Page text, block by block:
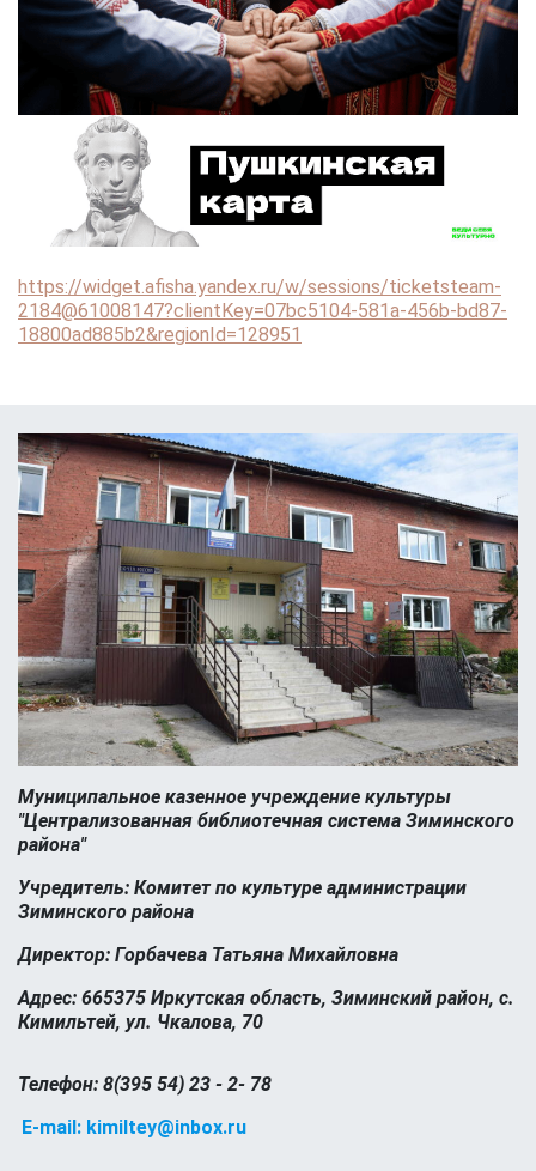
https://widget.afisha.yandex.ru/w/sessions/ticketsteam-
2184@61008147?clientKey=07bc5104-581a-456b-bd87-
18800ad885b2&regionId=128951
Муниципальное казенное учреждение культуры
"Централизованная библиотечная система Зиминского
района"
Учредитель: Комитет по культуре администрации
Зиминского района
Директор: Горбачева Татьяна Михайловна
Адрес: 665375 Иркутская область, Зиминский район, с.
Кимильтей, ул. Чкалова, 70
Телефон: 8(395 54) 23 - 2- 78
E-mail: kimiltey@inbox.ru